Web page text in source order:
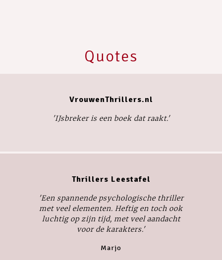
Quotes
VrouwenThrillers.nl
'IJsbrekeris een boek dat raakt.'
Thrillers Leestafel
'Een spannende psychologische thriller
met veel elementen. Heftig en toch ook
luchtig op zijn tijd, met veel aandacht
voor de karakters.'
Marjo